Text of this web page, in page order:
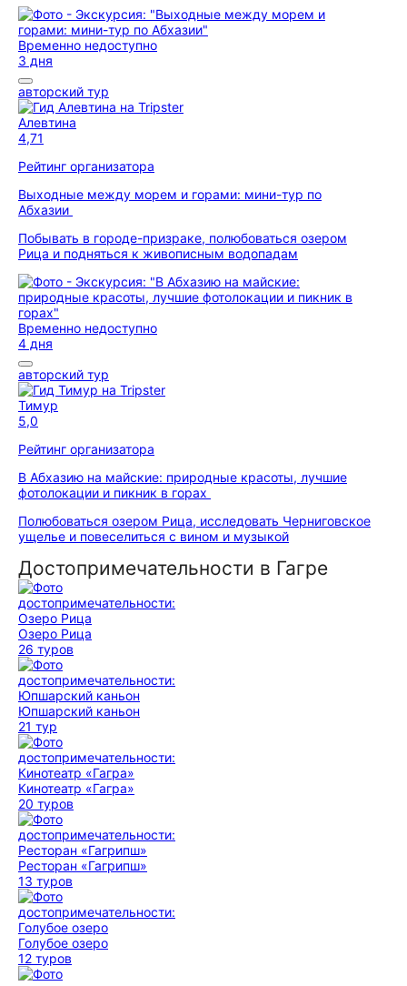
Временно недоступно
3 дня
авторский тур
Алевтина
4,71
Рейтинг организатора
Выходные между морем и горами: мини-тур по
Абхазии
Побывать в городе-призраке, полюбоваться озером
Рица и подняться к живописным водопадам
Временно недоступно
4 дня
авторский тур
Тимур
5,0
Рейтинг организатора
В Абхазию на майские: природные красоты, лучшие
фотолокации и пикник в горах
Полюбоваться озером Рица, исследовать Черниговское
ущелье и повеселиться с вином и музыкой
Достопримечательности в Гагре
Озеро Рица
26 туров
Юпшарский каньон
21 тур
Кинотеатр «Гагра»
20 туров
Ресторан «Гагрипш»
13 туров
Голубое озеро
12 туров